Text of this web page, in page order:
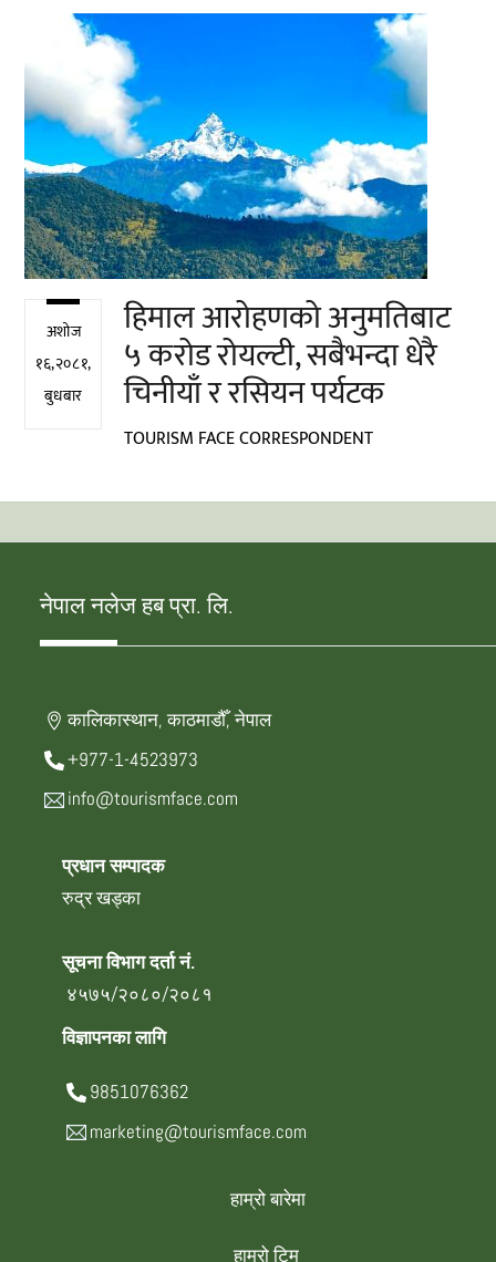
अशोज
१६,२०८१,
बुधबार
हिमाल आरोहणको अनुमतिबाट
५ करोड रोयल्टी, सबैभन्दा धेरै
चिनीयाँ र रसियन पर्यटक
TOURISM FACE CORRESPONDENT
नेपाल नलेज हब प्रा. लि.
कालिकास्थान, काठमाडौँ, नेपाल
+977-1-4523973
info@tourismface.com
प्रधान सम्पादक
रुद्र खड्का
सूचना विभाग दर्ता नं.
४५७५/२०८०/२०८१
विज्ञापनका लागि
9851076362
marketing@tourismface.com
हाम्रो बारेमा
हाम्रो टिम